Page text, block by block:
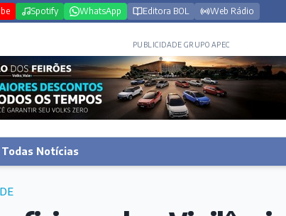
Spotify WhatsApp Editora BOL Web Rádio
PUBLICIDADE GRUPO APEC
Todas Notícias